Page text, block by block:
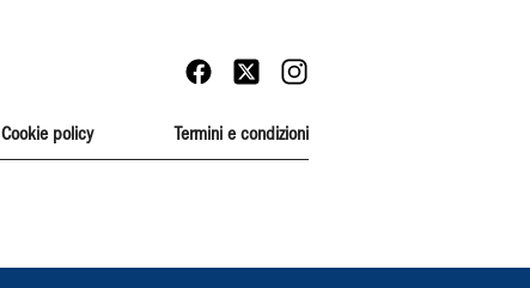
Cookie policy Termini e condizioni